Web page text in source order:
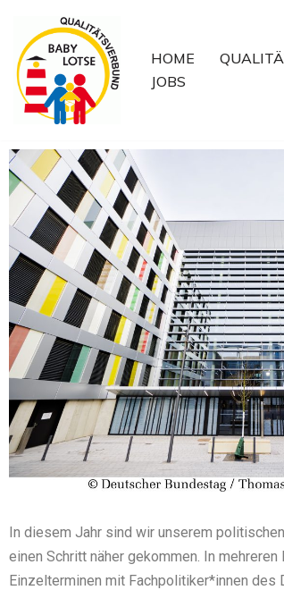
Zum
Inhalt
springen
HOME
JOBS
In diesem Jahr sind wir unserem
einen Schritt näher gekommen. In mehreren
Einzelterminen mit Fachpolitiker*innen des